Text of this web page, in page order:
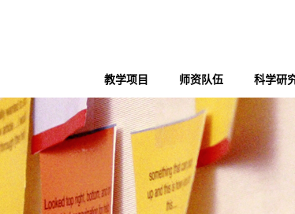
教学项目 师资队伍 科学研